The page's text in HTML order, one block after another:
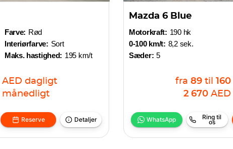
Farve: Rød
Interiørfarve: Sort
Maks. hastighed: 195 km/t
AED dagligt
månedligt
Reserve Detaljer
Mazda 6 Blue
Motorkraft: 190 hk
0-100 km/t: 8,2 sek.
Sæder: 5
fra 89 til 160
2 670 AED
WhatsApp Ring til
os